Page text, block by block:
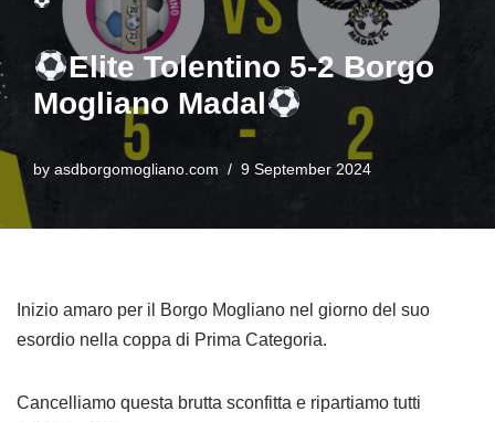
Elite Tolentino 5-2 Borgo
Mogliano Madal
by asdborgomogliano.com 9 September 2024
Inizio amaro per il Borgo Mogliano nel giorno del suo
esordio nella coppa di Prima Categoria.
Cancelliamo questa brutta sconfitta e ripartiamo tutti